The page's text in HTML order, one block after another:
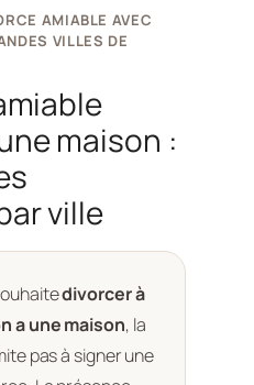
AMIABLE AVEC
VILLES DE
maison :
ville
divorcer à
a une maison, la
pas à signer une